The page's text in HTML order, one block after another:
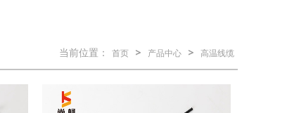
当前位置： 首页 > 产品中心 > 高温线缆